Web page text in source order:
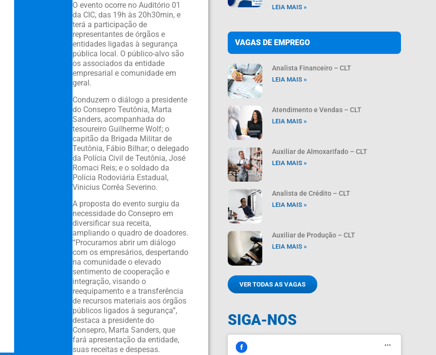
O evento ocorre no Auditório 01
da CIC, das 19h às 20h30min, e
terá a participação de
representantes de órgãos e
entidades ligadas à segurança
pública local. O público-alvo são
os associados da entidade
empresarial e comunidade em
geral.
Conduzem o diálogo a presidente
do Consepro Teutônia, Marta
Sanders, acompanhada do
tesoureiro Guilherme Wolf; o
capitão da Brigada Militar de
Teutônia, Fábio Bilhar; o delegado
da Polícia Civil de Teutônia, José
Romaci Reis; e o soldado da
Polícia Rodoviária Estadual,
Vinicius Corrêa Severino.
A proposta do evento surgiu da
necessidade do Consepro em
diversificar sua receita,
ampliando o quadro de doadores.
“Procuramos abrir um diálogo
com os empresários, despertando
na comunidade o elevado
sentimento de cooperação e
integração, visando o
reequipamento e a transferência
de recursos materiais aos órgãos
públicos ligados à segurança”,
destaca a presidente do
Consepro, Marta Sanders, que
fará apresentação da entidade,
suas receitas e despesas.
LEIA MAIS »
VAGAS DE EMPREGO
Analista Financeiro – CLT
LEIA MAIS »
Atendimento e Vendas – CLT
LEIA MAIS »
Auxiliar de Almoxarifado – CLT
LEIA MAIS »
Analista de Crédito – CLT
LEIA MAIS »
Auxiliar de Produção – CLT
LEIA MAIS »
VER TODAS AS VAGAS
SIGA-NOS